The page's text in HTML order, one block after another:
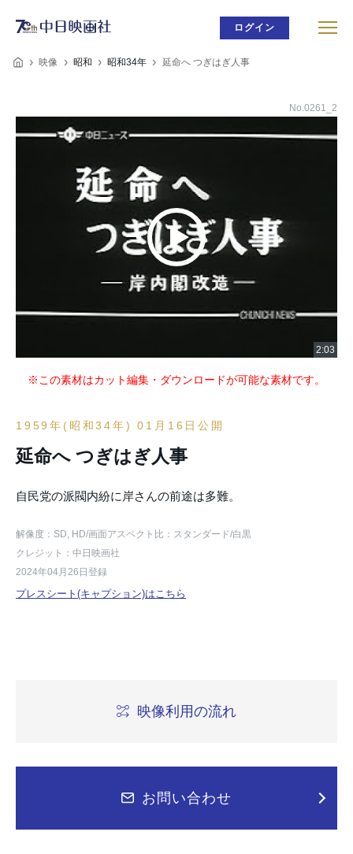
ログイン
映像 昭和 昭和34年 延命へ つぎはぎ人事
No.0261_2
※この素材はカット編集・ダウンロードが可能な素材です。
1959年(昭和34年) 01月16日公開
延命へ つぎはぎ人事
自民党の派閥内紛に岸さんの前途は多難。
解像度：SD, HD/画面アスペクト比：スタンダード/白黒
クレジット：中日映画社
2024年04月26日登録
プレスシート(キャプション)はこちら
映像利用の流れ
お問い合わせ